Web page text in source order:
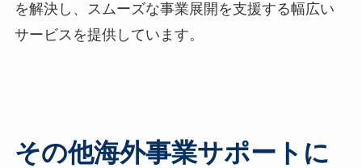
を解決し、スムーズな事業展開を支援する幅広い
サービスを提供しています。
その他海外事業サポートに